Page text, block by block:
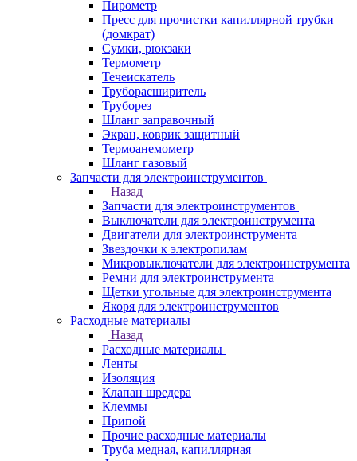
Пирометр
Пресс для прочистки капиллярной трубки
(домкрат)
Сумки, рюкзаки
Термометр
Течеискатель
Труборасширитель
Труборез
Шланг заправочный
Экран, коврик защитный
Термоанемометр
Шланг газовый
Запчасти для электроинструментов
Назад
Запчасти для электроинструментов
Выключатели для электроинструмента
Двигатели для электроинструмента
Звездочки к электропилам
Микровыключатели для электроинструмента
Ремни для электроинструмента
Щетки угольные для электроинструмента
Якоря для электроинструментов
Расходные материалы
Назад
Расходные материалы
Ленты
Изоляция
Клапан шредера
Клеммы
Припой
Прочие расходные материалы
Труба медная, капиллярная